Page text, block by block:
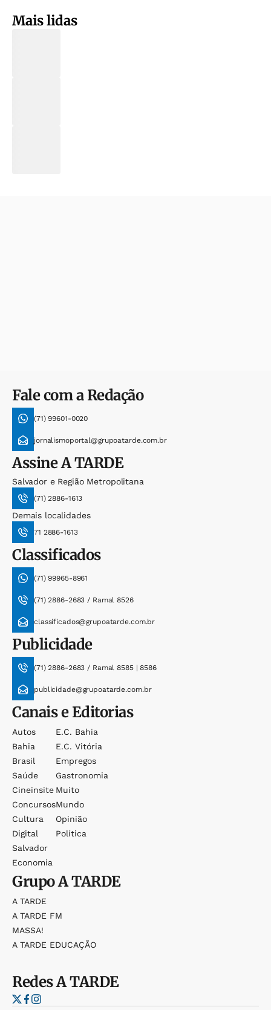
Mais lidas
Fale com a Redação
(71) 99601-0020
jornalismoportal@grupoatarde.com.br
AssineA TARDE
Salvador e Região Metropolitana
(71) 2886-1613
Demais localidades
71 2886-1613
Classificados
(71) 99965-8961
(71) 2886-2683 / Ramal 8526
classificados@grupoatarde.com.br
Publicidade
(71) 2886-2683 / Ramal 8585 | 8586
publicidade@grupoatarde.com.br
Canais e Editorias
Autos
Bahia
Brasil
Saúde
Cineinsite
Concursos
Cultura
Digital
Salvador
Economia
E.c. Bahia
E.c. Vitória
Empregos
Gastronomia
Muito
Mundo
Opinião
Política
GrupoA TARDE
A TARDE
A TARDE FM
MASSA!
A TARDE EDUCAÇÃO
RedesA TARDE